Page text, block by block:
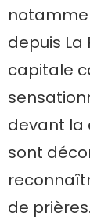
depuis
capitale
devant la
sont
de